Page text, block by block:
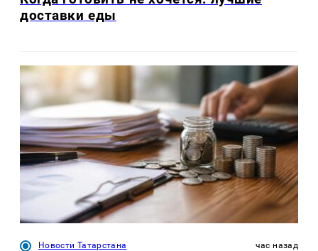
доставки еды
Новости Татарстана час назад